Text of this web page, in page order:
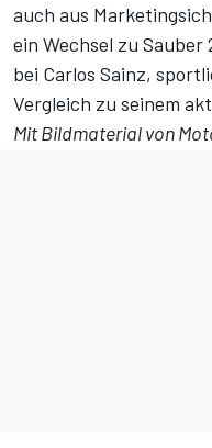
auch aus
ein Wechsel zu
bei Carlos Sainz,
Vergleich zu seinem
Mit Bildmaterial von